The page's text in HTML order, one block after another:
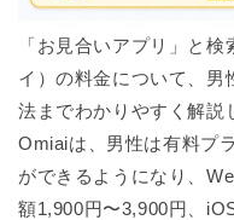
「お見合いアプリ」と
イ）の料金について、男
法までわかりやすく解説
Omiaiは、男性は有料プ
ができるようになり、
額1,900円〜3,900円、